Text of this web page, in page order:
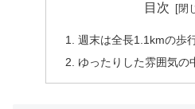
目次
週末は全長1.1kmの歩
ゆったりした雰囲気の